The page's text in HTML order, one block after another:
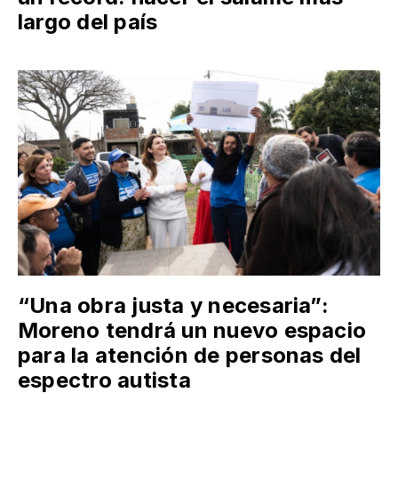
largo del país
“Una obra justa y necesaria”:
Moreno tendrá un nuevo espacio
para la atención de personas del
espectro autista